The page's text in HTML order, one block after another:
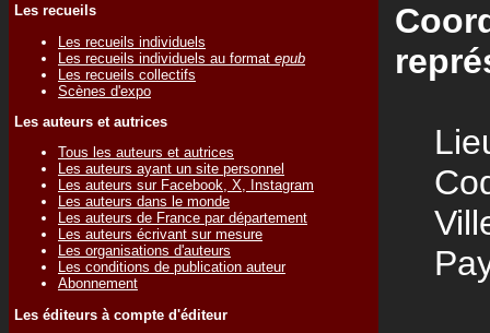
Les recueils
Les recueils individuels
Les recueils individuels au format epub
Les recueils collectifs
Scènes d'expo
Les auteurs et autrices
Tous les auteurs et autrices
Les auteurs ayant un site personnel
Les auteurs sur Facebook, X, Instagram
Les auteurs dans le monde
Les auteurs de France par département
Les auteurs écrivant sur mesure
Les organisations d'auteurs
Les conditions de publication auteur
Abonnement
Les éditeurs à compte d'éditeur